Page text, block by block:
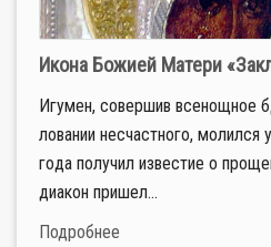
Икона Божией Матери
Игу­мен, со­вер­шив все­нощ­ное
ло­ва­нии несчаст­но­го, мо­лил­ся
го­да по­лу­чил из­ве­стие о
диа­кон при­шел...
Подробнее